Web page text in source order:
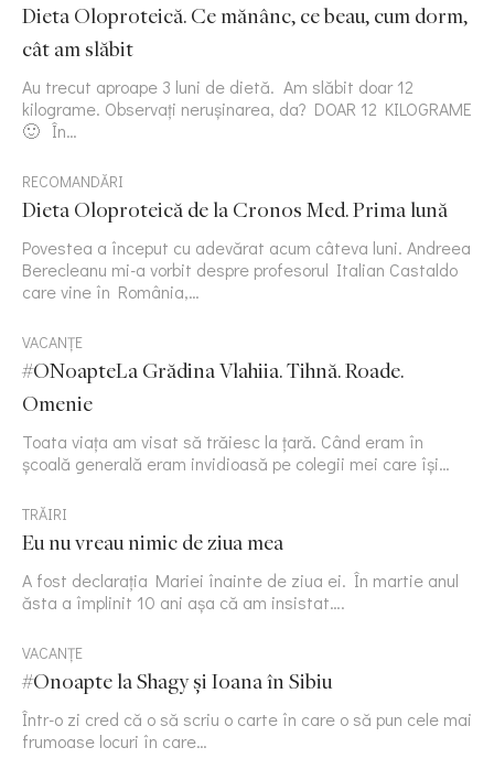
Dieta Oloproteică. Ce mănânc, ce beau, cum dorm,
cât am slăbit
Au trecut aproape 3 luni de dietă. Am slăbit doar 12
kilograme. Observați nerușinarea, da? DOAR 12 KILOGRAME
🙂 În…
RECOMANDĂRI
Dieta Oloproteică de la Cronos Med. Prima lună
Povestea a început cu adevărat acum câteva luni. Andreea
Berecleanu mi-a vorbit despre profesorul Italian Castaldo
care vine în România,…
VACANȚE
#ONoapteLa Grădina Vlahiia. Tihnă. Roade.
Omenie
Toata viața am visat să trăiesc la țară. Când eram în
școală generală eram invidioasă pe colegii mei care își…
TRĂIRI
Eu nu vreau nimic de ziua mea
A fost declarația Mariei înainte de ziua ei. În martie anul
ăsta a împlinit 10 ani așa că am insistat….
VACANȚE
#Onoapte la Shagy și Ioana în Sibiu
Într-o zi cred că o să scriu o carte în care o să pun cele mai
frumoase locuri în care…